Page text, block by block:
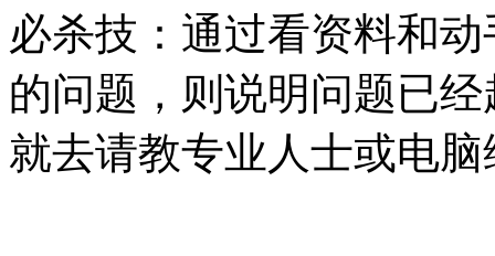
必杀技：通过看资料和
的问题，则说明问题已
就去请教专业人士或电